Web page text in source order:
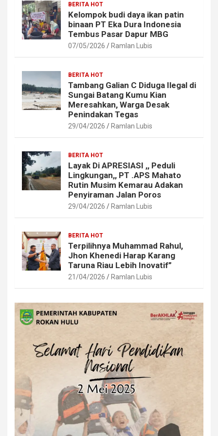
BERITA HOT
Kelompok budi daya ikan patin
binaan PT Eka Dura Indonesia
Tembus Pasar Dapur MBG
07/05/2026 Ramlan Lubis
BERITA HOT
Tambang Galian C Diduga Ilegal di
Sungai Batang Kumu Kian
Meresahkan, Warga Desak
Penindakan Tegas
29/04/2026 Ramlan Lubis
BERITA HOT
Layak Di APRESIASI ,, Peduli
Lingkungan,, PT .APS Mahato
Rutin Musim Kemarau Adakan
Penyiraman Jalan Poros
29/04/2026 Ramlan Lubis
BERITA HOT
Terpilihnya Muhammad Rahul,
Jhon Khenedi Harap Karang
Taruna Riau Lebih Inovatif”
21/04/2026 Ramlan Lubis